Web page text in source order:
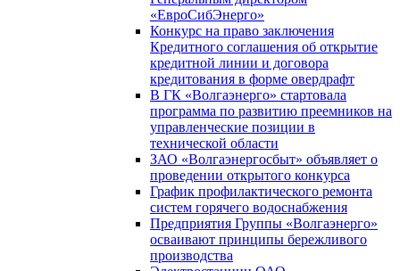
«ЕвроСибЭнерго»
Конкурс на право заключения
Кредитного соглашения об открытие
кредитной линии и договора
кредитования в форме овердрафт
В ГК «Волгаэнерго» стартовала
программа по развитию преемников на
управленческие позиции в
технической области
ЗАО «Волгаэнергосбыт» объявляет о
проведении открытого конкурса
График профилактического ремонта
систем горячего водоснабжения
Предприятия Группы «Волгаэнерго»
осваивают принципы бережливого
производства